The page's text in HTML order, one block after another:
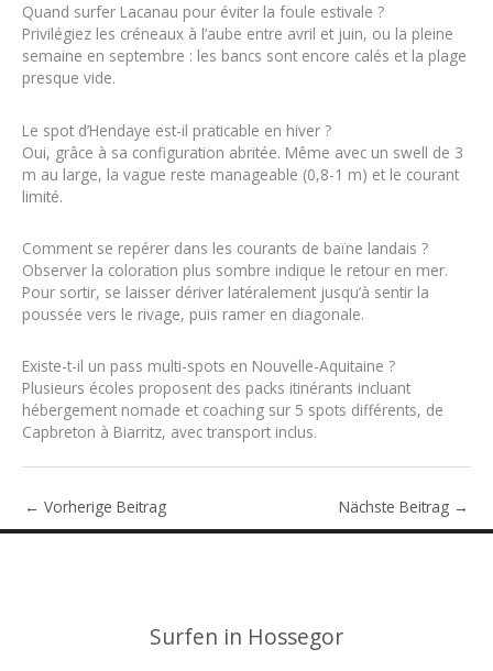
Quand surfer Lacanau pour éviter la foule estivale ?
Privilégiez les créneaux à l’aube entre avril et juin, ou la pleine
semaine en septembre : les bancs sont encore calés et la plage
presque vide.
Le spot d’Hendaye est-il praticable en hiver ?
Oui, grâce à sa configuration abritée. Même avec un swell de 3
m au large, la vague reste manageable (0,8-1 m) et le courant
limité.
Comment se repérer dans les courants de baïne landais ?
Observer la coloration plus sombre indique le retour en mer.
Pour sortir, se laisser dériver latéralement jusqu’à sentir la
poussée vers le rivage, puis ramer en diagonale.
Existe-t-il un pass multi-spots en Nouvelle-Aquitaine ?
Plusieurs écoles proposent des packs itinérants incluant
hébergement nomade et coaching sur 5 spots différents, de
Capbreton à Biarritz, avec transport inclus.
← Vorherige Beitrag Nächste Beitrag →
Surfen in Hossegor